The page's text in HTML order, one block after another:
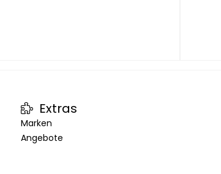
Extras
Marken
Angebote